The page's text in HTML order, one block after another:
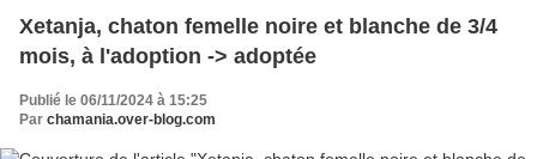
Xetanja, chaton femelle noire et blanche de 3/4
mois, à l'adoption -> adoptée
Publié le 06/11/2024 à 15:25
Par chamania.over-blog.com